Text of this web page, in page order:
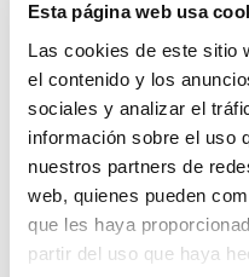
Esta página web usa
Las cookies de este sitio
el contenido y los
sociales y analizar el
información sobre el uso
nuestros partners de
web, quienes pueden
que les haya
partir del uso que haya
Territorio.
Desde el
seguirá el mismo
parcelas del término
del Raspeig donde
posibles divisiones